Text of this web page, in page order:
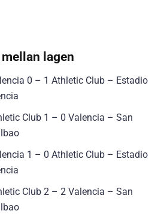
lagen
0 – 1 Athletic Club – Estadio
Club 1 – 0 Valencia – San
1 – 0 Athletic Club – Estadio
Club 2 – 2 Valencia – San